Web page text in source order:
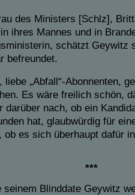
des Ministers [Schlz],
ihres Mannes und in
schätzt Geywitz
befreundet.
liebe „Abfall“-Abonnenten,
Es wäre freilich schön,
darüber nach, ob ein
hat, glaubwürdig für
ob es sich überhaupt dafür
***
seinem Blinddate Geywitz